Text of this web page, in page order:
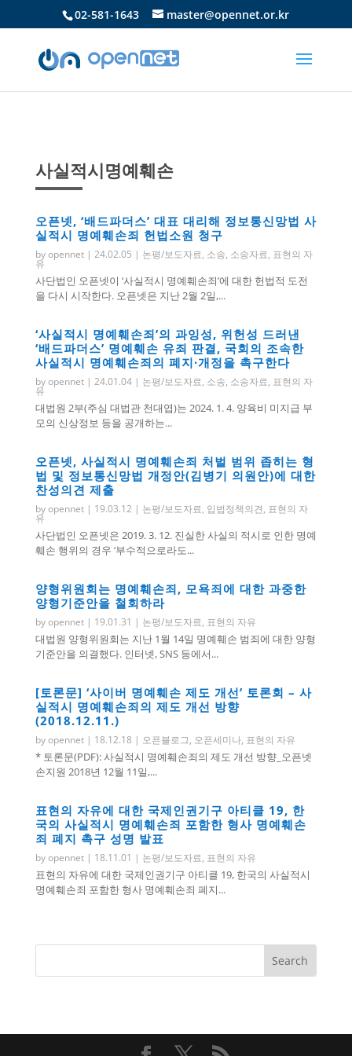
02-581-1643 master@opennet.or.kr
사실적시명예훼손
오픈넷, ‘배드파더스’ 대표 대리해 정보통신망법 사
실적시 명예훼손죄 헌법소원 청구
byopennet| 24.02.05 | 논평/보도자료, 소송, 소송자료, 표현의 자
유
사단법인 오픈넷이 ‘사실적시 명예훼손죄’에 대한 헌법적 도전
을 다시 시작한다. 오픈넷은 지난 2월 2일,...
‘사실적시 명예훼손죄’의 과잉성, 위헌성 드러낸
‘배드파더스’ 명예훼손 유죄 판결, 국회의 조속한
사실적시 명예훼손죄의 폐지·개정을 촉구한다
byopennet| 24.01.04| 논평/보도자료, 소송, 소송자료, 표현의 자
유
대법원 2부(주심 대법관 천대엽)는 2024. 1. 4. 양육비 미지급 부
모의 신상정보 등을 공개하는...
오픈넷, 사실적시 명예훼손죄 처벌 범위 좁히는 형
법 및 정보통신망법 개정안(김병기 의원안)에 대한
찬성의견 제출
byopennet| 19.03.12 | 논평/보도자료, 입법정책의견, 표현의 자
유
사단법인 오픈넷은 2019. 3. 12. 진실한 사실의 적시로 인한 명예
훼손 행위의 경우 ‘부수적으로라도...
양형위원회는 명예훼손죄, 모욕죄에 대한 과중한
양형기준안을 철회하라
byopennet| 19.01.31 | 논평/보도자료, 표현의 자유
대법원 양형위원회는 지난 1월 14일 명예훼손 범죄에 대한 양형
기준안을 의결했다. 인터넷, SNS 등에서...
[토론문] ‘사이버 명예훼손 제도 개선’ 토론회 – 사
실적시 명예훼손죄의 제도 개선 방향
(2018.12.11.)
byopennet| 18.12.18 | 오픈블로그, 오픈세미나, 표현의 자유
* 토론문(PDF): 사실적시 명예훼손죄의 제도 개선 방향_오픈넷
손지원 2018년 12월 11일,...
표현의 자유에 대한 국제인권기구 아티클 19, 한
국의 사실적시 명예훼손죄 포함한 형사 명예훼손
죄 폐지 촉구 성명 발표
byopennet| 18.11.01 | 논평/보도자료, 표현의 자유
표현의 자유에 대한 국제인권기구 아티클 19, 한국의 사실적시
명예훼손죄 포함한 형사 명예훼손죄 폐지...